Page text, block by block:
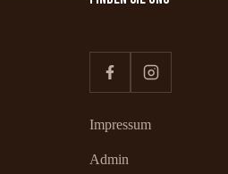
Impressum
Admin